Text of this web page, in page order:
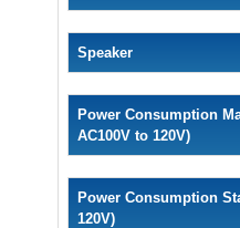
Speaker
Power Consumption
AC100V to 120V)
Power Consumption
120V)